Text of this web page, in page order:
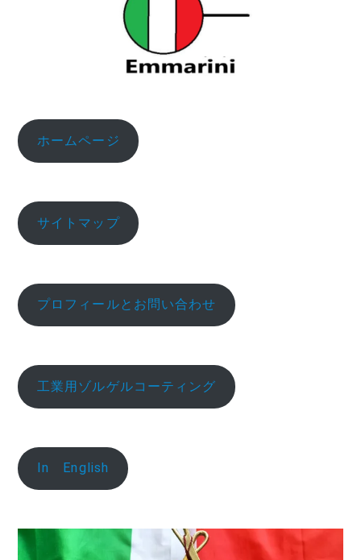
ホームページ
サイトマップ
プロフィールとお問い合わせ
工業用ゾルゲルコーティング
In English